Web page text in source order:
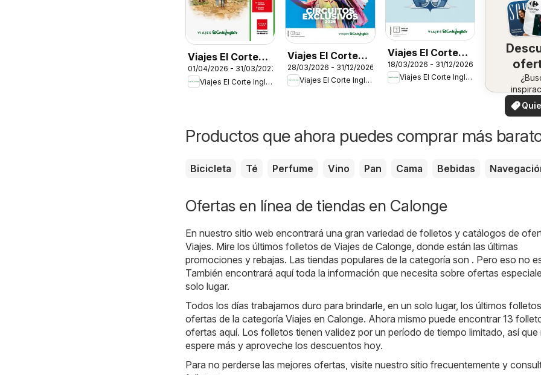
Viajes El Corte
Inglés Rutas
Culturales de la
01/04/2026 - 31/03/2027
Viajes El Corte Inglés
Viajes El Corte
Inglés Circuitos
exclusivos
28/03/2026 - 31/12/2026
Viajes El Corte Inglés
Viajes El Corte
Inglés
Excursiones
18/03/2026 - 31/12/2026
Viajes El Corte Inglés
en
¡Vea
ofertas
ver
Productos que ahora puedes comprar más
Bicicleta Té Perfume Vino Pan Cama Bebidas
Ofertas en línea de tiendas en Calonge
En nuestro sitio web encontrará una gran variedad de folletos y catálogos de
Viajes. Mire los últimos folletos de Viajes de Calonge, donde están las últimas
promociones y rebajas. Las tiendas populares de la categoría son . Pero eso no
También encontrará aquí toda la información que necesita sobre ofertas
solo lugar.
Todos los días trabajamos duro para brindarle, en un solo lugar, los últimos
ofertas de la categoría Viajes en Calonge. Ahora mismo puede encontrar 13
ofertas aquí. Los folletos tienen validez por un período de tiempo limitado, así que
espere más y aproveche los descuentos hoy.
Para no perderse las mejores ofertas, visite nuestro sitio frecuentemente y